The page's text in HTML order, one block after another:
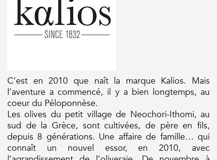
C’est en 2010 que naît la marque Kalios. Mais
l’aventure a commencé, il y a bien longtemps, au
coeur du Péloponnèse.
Les olives du petit village de Neochori-Ithomi, au
sud de la Grèce, sont cultivées, de père en fils,
depuis 8 générations. Une affaire de famille… qui
connaît un nouvel essor, en 2010, avec